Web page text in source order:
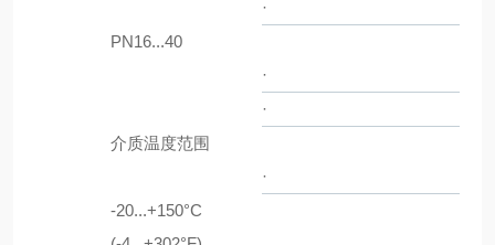
·
PN16...40
·
·
介质温度范围
·
-20...+150°C